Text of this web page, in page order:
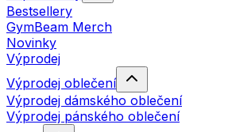
Bestsellery
GymBeam Merch
Novinky
Výprodej
Výprodej oblečení
Výprodej dámského oblečení
Výprodej pánského oblečení